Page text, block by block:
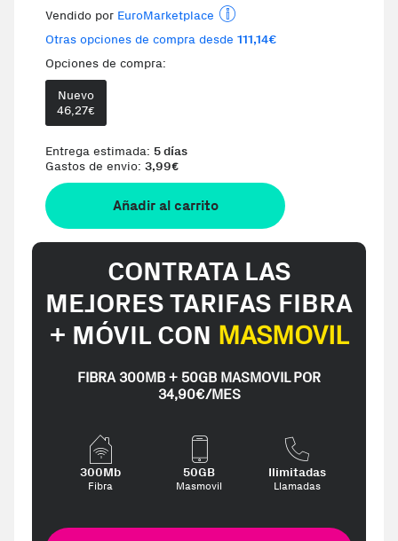
Vendido por EuroMarketplace
Otras opciones de compra desde 111,14€
Opciones de compra:
Nuevo
46,27€
Entrega estimada: 5 días
Gastos de envio: 3,99€
Añadir al carrito
CONTRATA LAS
MEJORES TARIFAS FIBRA
+ MÓVIL CON MASMOVIL
FIBRA 300MB + 50GB MASMOVIL POR
34,90€/MES
300Mb
Fibra
50GB
Masmovil
Ilimitadas
Llamadas